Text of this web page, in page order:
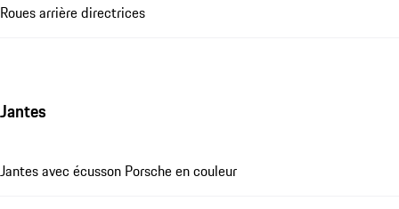
Roues arrière directrices
Jantes
Jantes avec écusson Porsche en couleur